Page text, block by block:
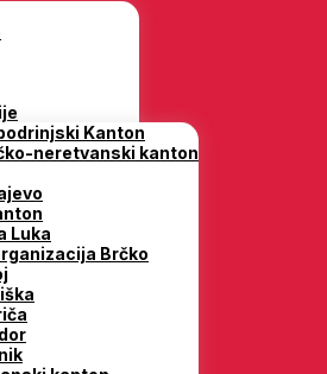
Kanton
neretvanski kanton
Luka
Brčko